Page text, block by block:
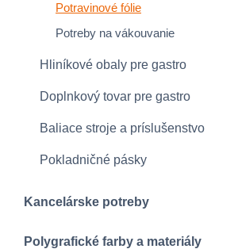
Potravinové fólie
Potreby na vákouvanie
Hliníkové obaly pre gastro
Doplnkový tovar pre gastro
Baliace stroje a príslušenstvo
Pokladničné pásky
Kancelárske potreby
Polygrafické farby a materiály